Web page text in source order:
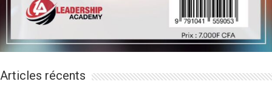
Articles récents